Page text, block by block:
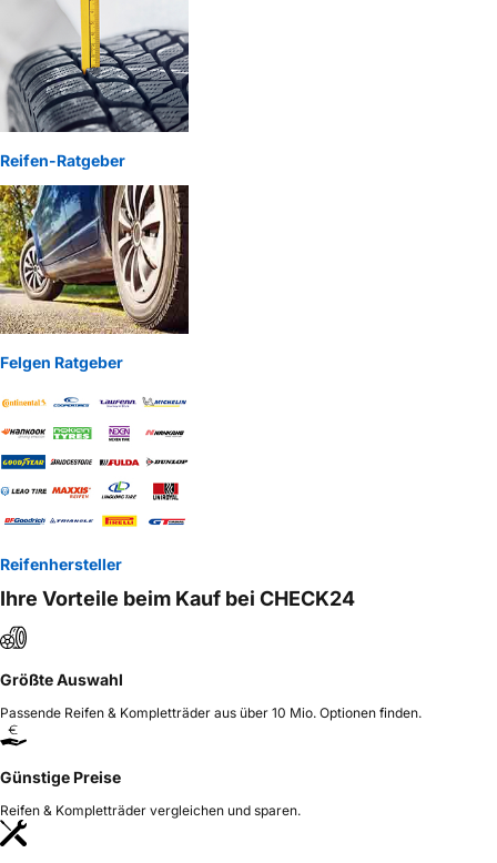
Reifen-Ratgeber
Felgen Ratgeber
Reifenhersteller
Ihre Vorteile beim Kauf bei CHECK24
Größte Auswahl
Passende Reifen & Kompletträder aus über 10 Mio. Optionen finden.
Günstige Preise
Reifen & Kompletträder vergleichen und sparen.